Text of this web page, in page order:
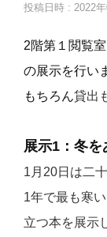
投稿日時 : 2022
2階第１閲覧
の展示を行い
もちろん貸出
展示1：冬を
1月20日は二
1年で最も寒
立つ本を展示